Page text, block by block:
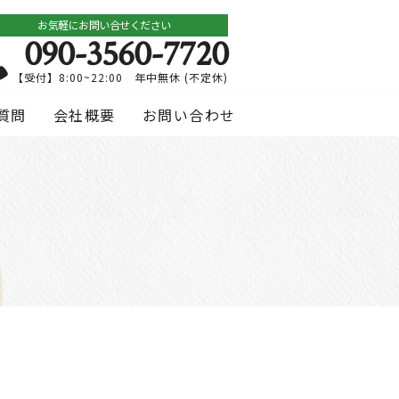
お気軽にお問い合せください
090-3560-7720
【受付】8:00~22:00 年中無休 (不定休)
問 会社概要 お問い合わせ